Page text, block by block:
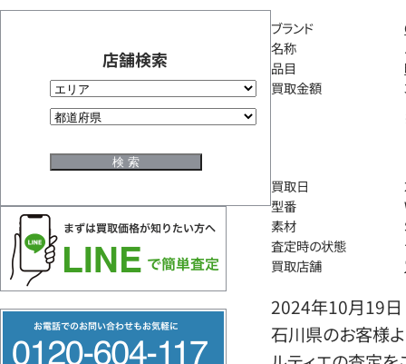
店舗検索
リ
ブランド
名称
品目
買取金額
買取日
型番
素材
査定時の状態
買取店舗
2024年10月19日
石川県のお客様よ